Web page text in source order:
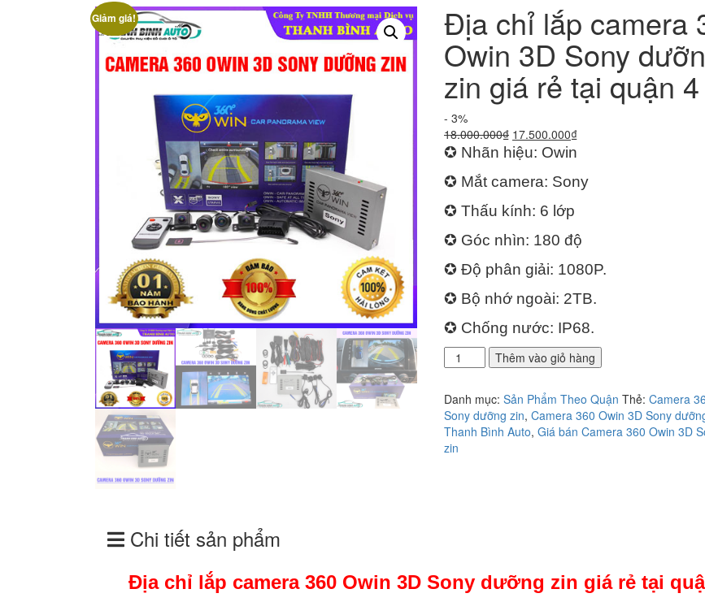
Giảm giá! Địa chỉ lắp camera
Owin 3D Sony
zin giá rẻ tại quận 4
- 3%
18.000.000₫ Giá
gốc
là:
18.000.000₫.
17.500.000₫Giá
là:
✪ Nhãn hiệu: Owin
✪ Mắt camera: Sony
✪ Thấu kính: 6 lớp
✪ Góc nhìn: 180 độ
✪ Độ phân giải: 1080P.
✪ Bộ nhớ ngoài: 2TB.
✪ Chống nước: IP68.
Địa
chỉ
camera
360
Owin
3D
4
Thêm vào giỏ hàng
Danh mục: Sản Phẩm Theo Quận Thẻ: Camera
Sony dưỡng zin, Camera 360 Owin 3D Sony
Thanh Bình Auto, Giá bán Camera 360 Owin 3D
zin
Chi tiết sản phẩm
Địa chỉ lắp camera 360 Owin 3D Sony dưỡng zin giá rẻ tại